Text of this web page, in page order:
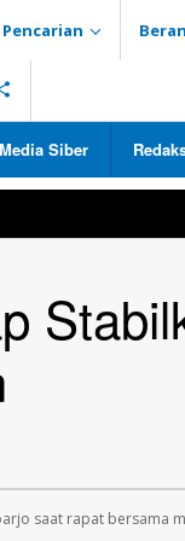
Pencarian
Siber
saat rapat bersama